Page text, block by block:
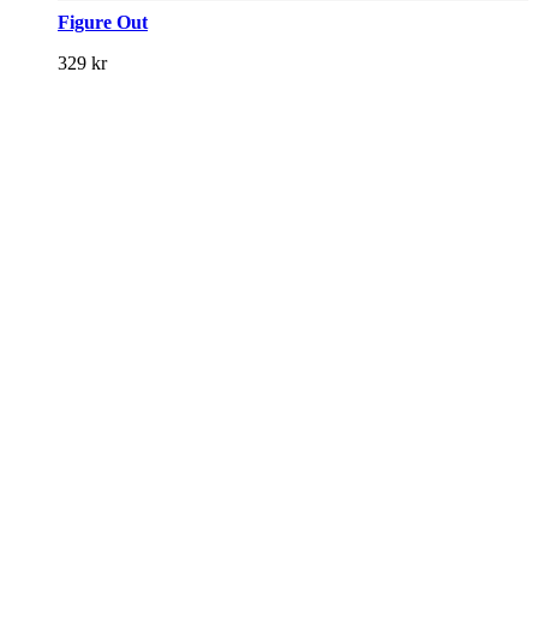
Figure Out
329 kr